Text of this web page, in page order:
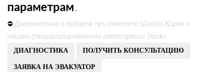
параметрам .
⛔ Диагностика в подарок при ремонте Шкода Карок в
нашем специализированном автосервисе Skoda
ДИАГНОСТИКА ПОЛУЧИТЬ КОНСУЛЬТАЦИЮ
ЗАЯВКА НА ЭВАКУАТОР